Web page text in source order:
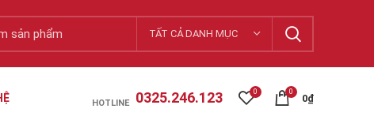
TẤT CẢ DANH MỤC
HOTLINE 0325.246.123 0 0
0₫